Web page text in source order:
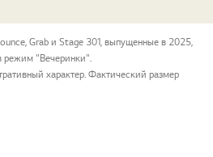
Grab и Stage 301, выпущенные в 2025,
режим "Вечеринки".
характер. Фактический размер